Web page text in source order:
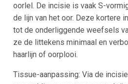
oorlel​. De incisie is vaak S-
de lijn van het oor. Deze kortere
tot de onderliggende weefsels
ze de littekens minimaal en
haarlijn of oorplooi.
Tissue-aanpassing: Via de